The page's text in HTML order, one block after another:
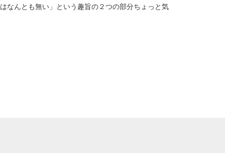
なんとも無い」という趣旨の２つの部分ちょっと気